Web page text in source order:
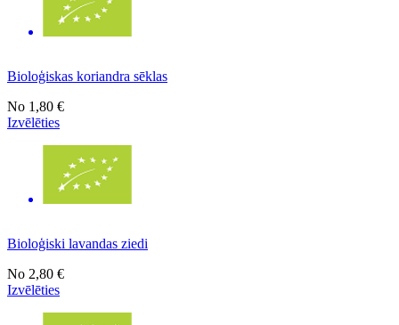
Bioloģiskas koriandra sēklas
No 1,80 €
Izvēlēties
Bioloģiski lavandas ziedi
No 2,80 €
Izvēlēties